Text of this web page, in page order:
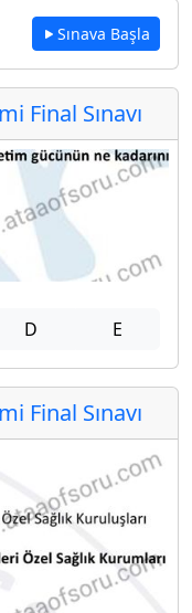
Sınava Başla
Final Sınavı
D E
Final Sınavı